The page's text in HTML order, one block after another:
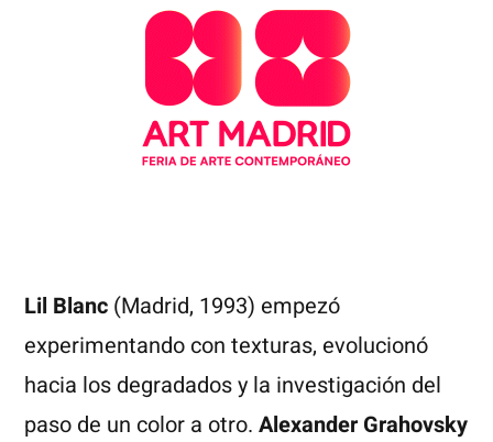
Lil Blanc (Madrid, 1993) empezó
experimentando con texturas, evolucionó
hacia los degradados y la investigación del
paso de un color a otro.Alexander Grahovsky